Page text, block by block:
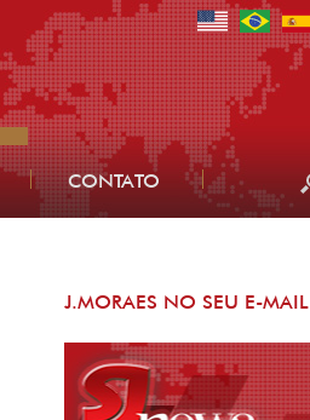
CONTATO
J.MORAES NO SEU E-MAIL